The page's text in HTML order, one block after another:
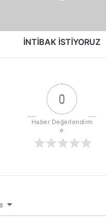
İNTİBAK İSTİYORUZ
0
Haber Değerlendirm
e